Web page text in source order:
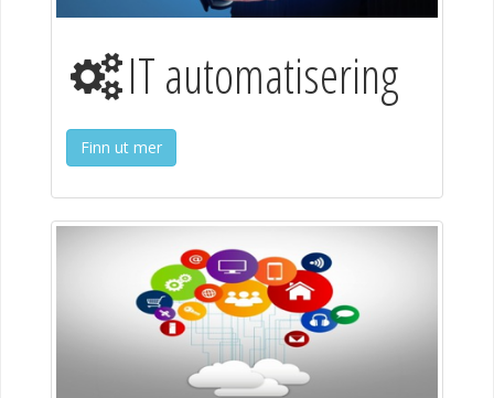
IT automatisering
Finn ut mer